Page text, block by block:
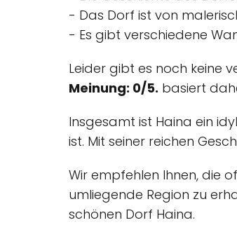
- Das Dorf ist von
- Es gibt verschiedene
Leider gibt es noch keine
Meinung: 0/5. basiert
Insgesamt ist Haina ein
ist. Mit seiner reichen
Wir empfehlen Ihnen, die
umliegende Region zu
schönen Dorf Haina.